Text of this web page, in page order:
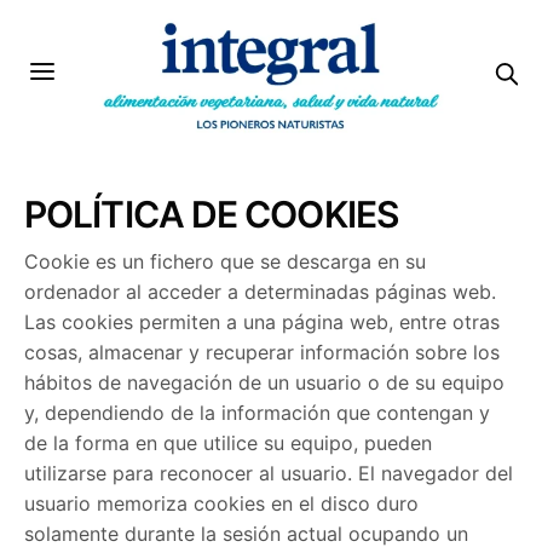
POLÍTICA DE COOKIES
Cookie es un fichero que se descarga en su
ordenador al acceder a determinadas páginas web.
Las cookies permiten a una página web, entre otras
cosas, almacenar y recuperar información sobre los
hábitos de navegación de un usuario o de su equipo
y, dependiendo de la información que contengan y
de la forma en que utilice su equipo, pueden
utilizarse para reconocer al usuario. El navegador del
usuario memoriza cookies en el disco duro
solamente durante la sesión actual ocupando un